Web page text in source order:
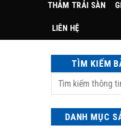
THẢM TRẢI SÀN
LIÊN HỆ
TÌM KIẾM
DANH MỤC